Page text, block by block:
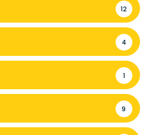
12
4
1
9